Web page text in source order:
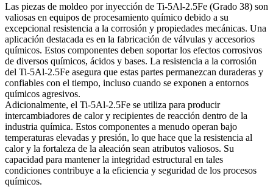
Las piezas de moldeo por inyección de Ti-5Al-2.5Fe (Grado 38) son
valiosas en equipos de procesamiento químico debido a su
excepcional resistencia a la corrosión y propiedades mecánicas. Una
aplicación destacada es en la fabricación de válvulas y accesorios
químicos. Estos componentes deben soportar los efectos corrosivos
de diversos químicos, ácidos y bases. La resistencia a la corrosión
del Ti-5Al-2.5Fe asegura que estas partes permanezcan duraderas y
confiables con el tiempo, incluso cuando se exponen a entornos
químicos agresivos.
Adicionalmente, el Ti-5Al-2.5Fe se utiliza para producir
intercambiadores de calor y recipientes de reacción dentro de la
industria química. Estos componentes a menudo operan bajo
temperaturas elevadas y presión, lo que hace que la resistencia al
calor y la fortaleza de la aleación sean atributos valiosos. Su
capacidad para mantener la integridad estructural en tales
condiciones contribuye a la eficiencia y seguridad de los procesos
químicos.